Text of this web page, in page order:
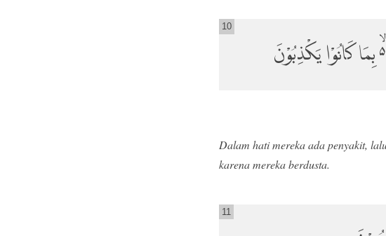
كَانُوْا يَكْذِبُوْنَ
10
Dalam hati mereka ada penyakit,
karena mereka berdusta.
11